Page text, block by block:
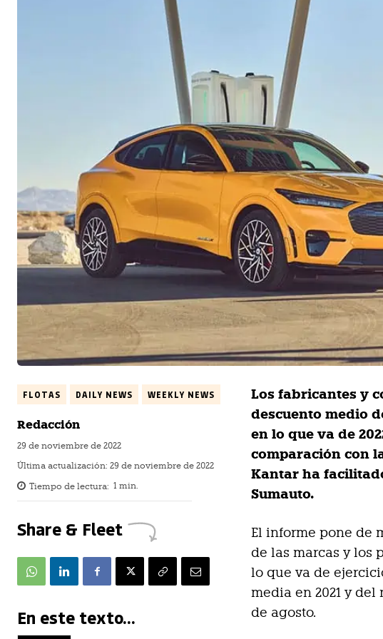
FLOTAS DAILY NEWS WEEKLY NEWS
Redacción
29 de noviembre de 2022
Última actualización: 29 de noviembre de 2022
Tiempo de lectura: 1 min.
Share & Fleet
En este texto...
Los fabricantes y
descuento medio
en lo que va de
comparación con
Kantar ha
Sumauto.
El informe pone de
de las marcas y los
lo que va de
media en 2021 y
de agosto.